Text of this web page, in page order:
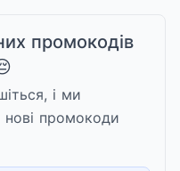
промокодів
і ми
нові промокоди